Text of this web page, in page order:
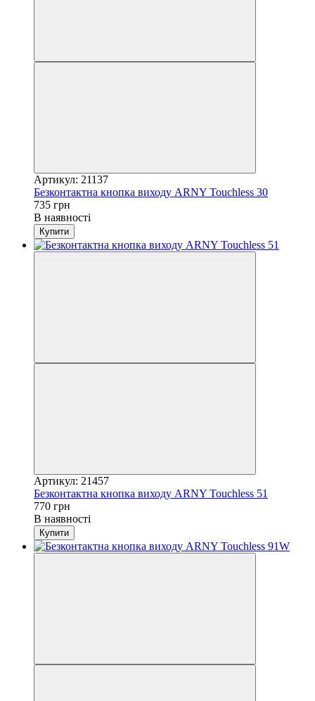
Артикул: 21137
Безконтактна кнопка виходу ARNY Touchless 30
735 грн
В наявності
Купити
Артикул: 21457
Безконтактна кнопка виходу ARNY Touchless 51
770 грн
В наявності
Купити